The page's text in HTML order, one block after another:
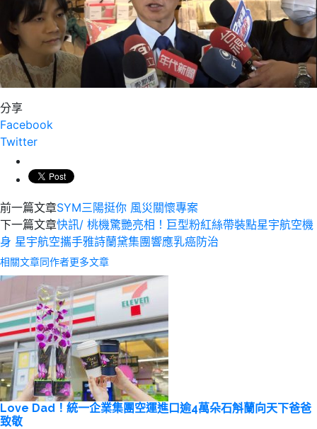
分享
Facebook
Twitter
前一篇文章SYM三陽挺你 風災關懷專案
下一篇文章快訊/ 桃機驚艷亮相！巨型粉紅絲帶裝點星宇航空機
身 星宇航空攜手雅詩蘭黛集團響應乳癌防治
相關文章同作者更多文章
Love Dad！統一企業集團空運進口逾4萬朵石斛蘭向天下爸爸
致敬